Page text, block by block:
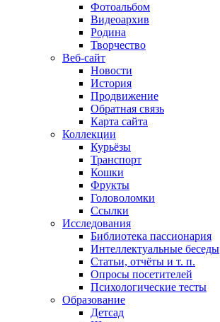
Фотоальбом
Видеоархив
Родина
Творчество
Веб-сайт
Новости
История
Продвижение
Обратная связь
Карта сайта
Коллекции
Курьёзы
Транспорт
Кошки
Фрукты
Головоломки
Ссылки
Исследования
Библиотека пассионария
Интеллектуальные беседы
Статьи, отчёты и т. п.
Опросы посетителей
Психологические тесты
Образование
Детсад